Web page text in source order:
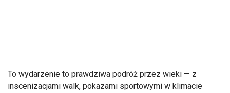
To wydarzenie to prawdziwa podróż przez wieki — z
inscenizacjami walk, pokazami sportowymi w klimacie